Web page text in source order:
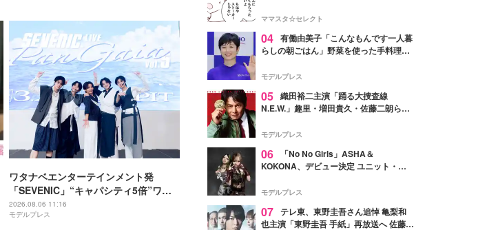
ワタナベエンターテインメント発
「SEVENIC」“キャパシティ5倍”ワン
マンライブ開催サプライズ発表
2026.08.06 11:16
モデルプレス
ママスタ☆セレクト
04 有働由美子「こんなもんです一人暮
らしの朝ごはん」野菜を使った手料理公
そう」と反響
モデルプレス
05 織田裕二主演「踊る大捜査線
N.E.W.」趣里・増田貴久・佐藤二朗ら新
徴する“謎のキーワード”も
モデルプレス
06
「No No Girls」ASHA＆
KOKONA、デビュー決定 ユニット・
リリースへ
モデルプレス
07 テレ東、東野圭吾さん追悼 亀梨和
也主演「東野圭吾 手紙」再放送へ 佐藤隆